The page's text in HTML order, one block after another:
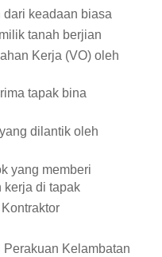
keadaan biasa
tanah berjian
Kerja (VO) oleh
tapak bina
dilantik oleh
yang memberi
kerja di tapak
Kelambatan